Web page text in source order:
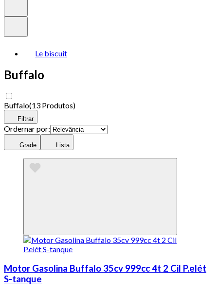
Le biscuit
Buffalo
Buffalo(13 Produtos)
Filtrar
Ordernar por:
Grade Lista
Motor Gasolina Buffalo 35cv 999cc 4t 2 Cil P.elét
S-tanque